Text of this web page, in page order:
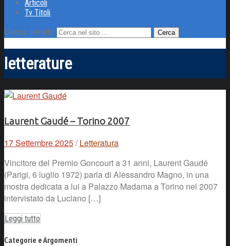
Articoli
Tv Titoli
Cerca nel sito
letterature
Laurent Gaudé – Torino 2007
17 Settembre 2025/ Letteratura
Vincitore del Premio Goncourt a 31 anni, Laurent Gaudé
(Parigi, 6 luglio 1972) parla di Alessandro Magno, in una
mostra dedicata a lui a Palazzo Madama a Torino nel 2007
intervistato da Luciano […]
Leggi tutto
Categorie e Argomenti